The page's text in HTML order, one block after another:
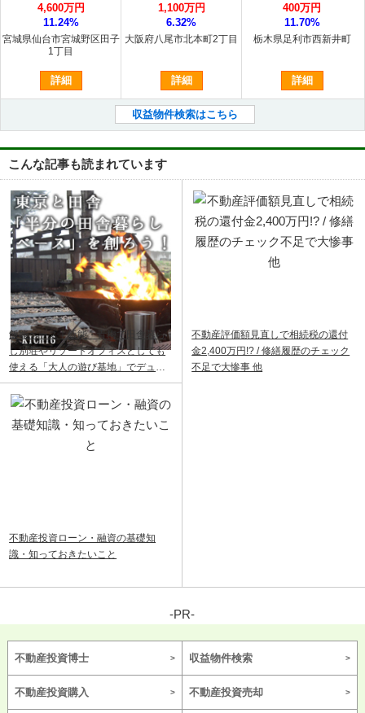
宮城県仙台市宮城野区田子
1丁目
4,600万円
11.24%
詳細
大阪府八尾市北本町2丁目
1,100万円
6.32%
詳細
栃木県足利市西新井町
400万円
11.70%
詳細
収益物件検索はこちら
こんな記事も読まれています
飯能ベース｜飯能・青梅で田舎暮ら
し別荘やリゾートオフィスとしても
使える「大人の遊び基地」でデュア
ルライフ
不動産評価額見直しで相続税の還付
金2,400万円!? / 修繕履歴のチェック
不足で大惨事 他
不動産投資ローン・融資の基礎知
識・知っておきたいこと
-PR-
不動産投資博士 収益物件検索
不動産投資購入 不動産投資売却